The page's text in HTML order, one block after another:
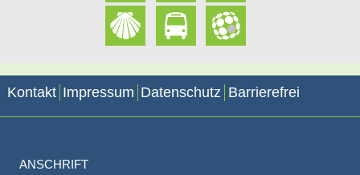
Kontakt Impressum Datenschutz Barrierefrei
ANSCHRIFT